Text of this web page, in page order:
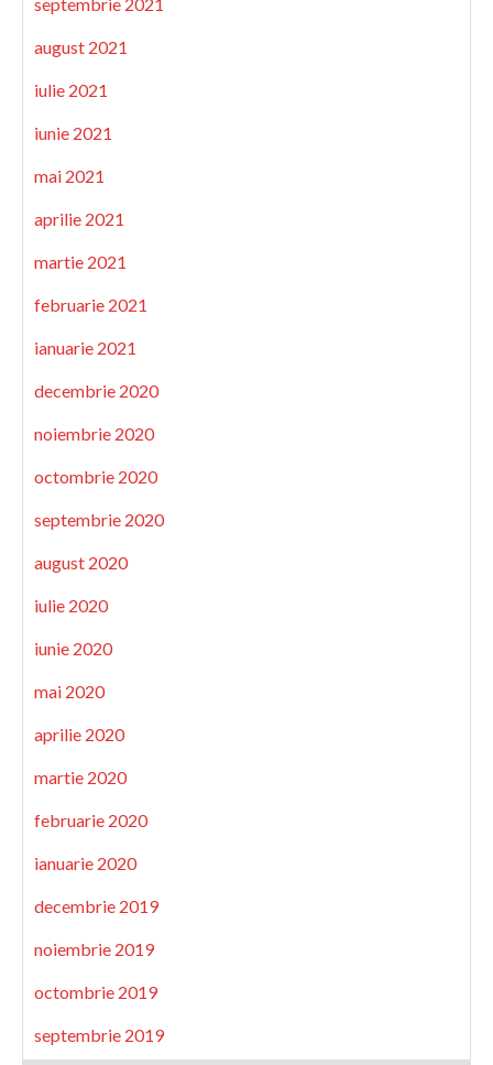
august 2021
iulie 2021
iunie 2021
mai 2021
aprilie 2021
martie 2021
februarie 2021
ianuarie 2021
decembrie 2020
noiembrie 2020
octombrie 2020
septembrie 2020
august 2020
iulie 2020
iunie 2020
mai 2020
aprilie 2020
martie 2020
februarie 2020
ianuarie 2020
decembrie 2019
noiembrie 2019
octombrie 2019
septembrie 2019